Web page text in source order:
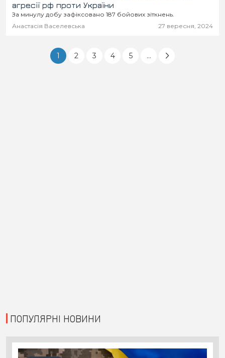
агресії рф проти України
За минулу добу зафіксовано 187 бойових зіткнень.
Анастасія Васелевська
27 вересня, 2024
1 2 3 4 5 ...
ПОПУЛЯРНІ НОВИНИ